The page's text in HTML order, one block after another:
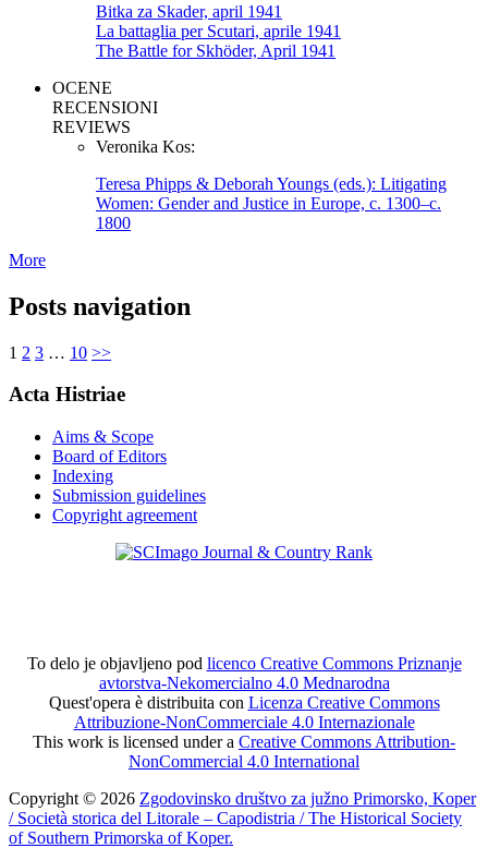
Bitka za Skader, april 1941
La battaglia per Scutari, aprile 1941
The Battle for Skhöder, April 1941
OCENE
RECENSIONI
REVIEWS
Veronika Kos:
Teresa Phipps & Deborah Youngs (eds.): Litigating
Women: Gender and Justice in Europe, c. 1300–c.
1800
More
Posts navigation
1 2 3 … 10 >>
Acta Histriae
Aims & Scope
Board of Editors
Indexing
Submission guidelines
Copyright agreement
To delo je objavljeno pod licenco Creative Commons Priznanje
avtorstva-Nekomercialno 4.0 Mednarodna
Quest'opera è distribuita con Licenza Creative Commons
Attribuzione-NonCommerciale 4.0 Internazionale
This work is licensed under a Creative Commons Attribution-
NonCommercial 4.0 International
Copyright © 2026 Zgodovinsko društvo za južno Primorsko, Koper
/ Società storica del Litorale – Capodistria / The Historical Society
of Southern Primorska of Koper.